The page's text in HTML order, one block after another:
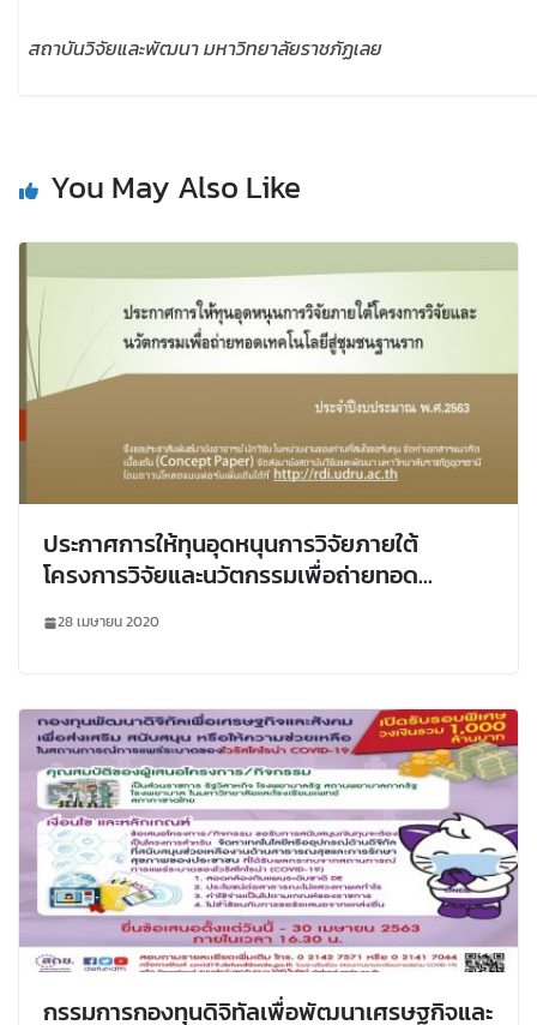
สถาบันวิจัยและพัฒนา มหาวิทยาลัยราชภัฏเลย
You May Also Like
ประกาศการให้ทุนอุดหนุนการวิจัยภายใต้
โครงการวิจัยและนวัตกรรมเพื่อถ่ายทอด
พ.ศ.2563
28 เมษายน 2020
กรรมการกองทุนดิจิทัลเพื่อพัฒนาเศรษฐกิจและ